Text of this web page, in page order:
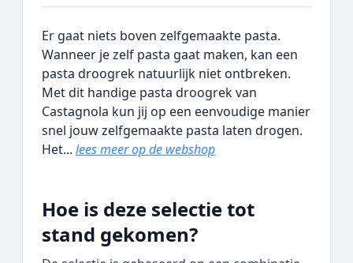
Er gaat niets boven zelfgemaakte pasta.
Wanneer je zelf pasta gaat maken, kan een
pasta droogrek natuurlijk niet ontbreken.
Met dit handige pasta droogrek van
Castagnola kun jij op een eenvoudige manier
snel jouw zelfgemaakte pasta laten drogen.
Het... lees meer op de webshop
Hoe is deze selectie tot
stand gekomen?